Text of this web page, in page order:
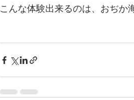
こんな体験出来るのは、おぢか